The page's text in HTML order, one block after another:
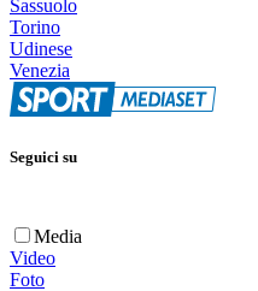
Sassuolo
Torino
Udinese
Venezia
Seguici su
Media
Video
Foto